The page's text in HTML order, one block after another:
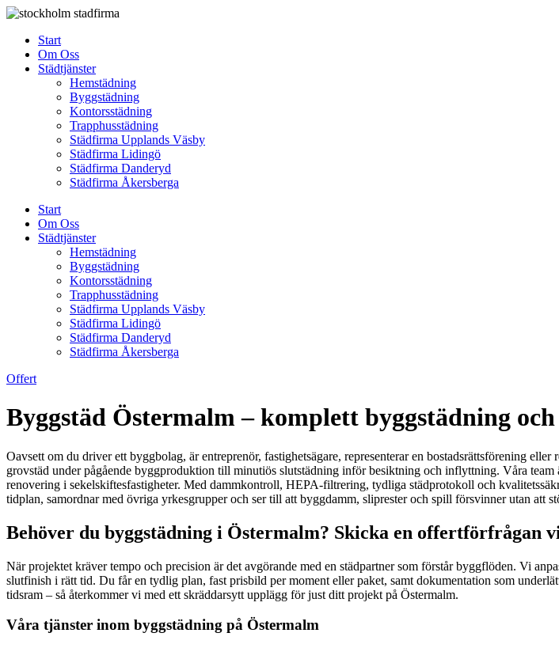
Skip
contentStart
Om Oss
Städtjänster
Hemstädning
Byggstädning
Kontorsstädning
Trapphusstädning
Städfirma Upplands Väsby
Städfirma Lidingö
Städfirma Danderyd
Städfirma Åkersberga
Start
Om Oss
Städtjänster
Hemstädning
Byggstädning
Kontorsstädning
Trapphusstädning
Städfirma Upplands Väsby
Städfirma Lidingö
Städfirma Danderyd
Städfirma Åkersberga
Offert
Byggstäd Östermalm – komplett byggstädning
Oavsett om du driver ett byggbolag, är entreprenör, fastighetsägare, representerar en bostadsrättsförening
grovstäd under pågående byggproduktion till minutiös slutstädning inför besiktning och inflyttning. Våra
renovering i sekelskiftesfastigheter. Med dammkontroll, HEPA-filtrering, tydliga städprotokoll och
tidplan, samordnar med övriga yrkesgrupper och ser till att byggdamm, sliprester och spill försvinner utan att
Behöver du byggstädning i Östermalm? Skicka en offertförfrågan
När projektet kräver tempo och precision är det avgörande med en städpartner som förstår byggflöden. Vi
slutfinish i rätt tid. Du får en tydlig plan, fast prisbild per moment eller paket, samt dokumentation som
tidsram – så återkommer vi med ett skräddarsytt upplägg för just ditt projekt på Östermalm.
Våra tjänster inom byggstädning på Östermalm